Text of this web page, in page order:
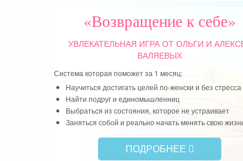
«Возвращение к себе»
УВЛЕКАТЕЛЬНАЯ ИГРАОТ ОЛЬГИ И
ВАЛЯЕВЫХ
Система которая поможет за 1 месяц:
Научиться достигать целей по-женски и без стресса
Найти подруг и единомышленниц
Выбраться из состояния, которое не устраивает
Заняться собой и реально начать менять свою
ПОДРОБНЕЕ